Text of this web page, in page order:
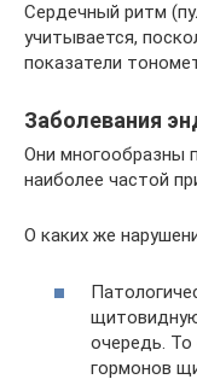
Сердечный ритм
учитывается,
показатели
Заболевания
Они многообразны
наиболее частой
О каких же
очередь. То
гормонов